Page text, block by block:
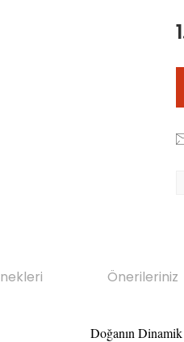
Önerileriniz
Doğanın Dinamik